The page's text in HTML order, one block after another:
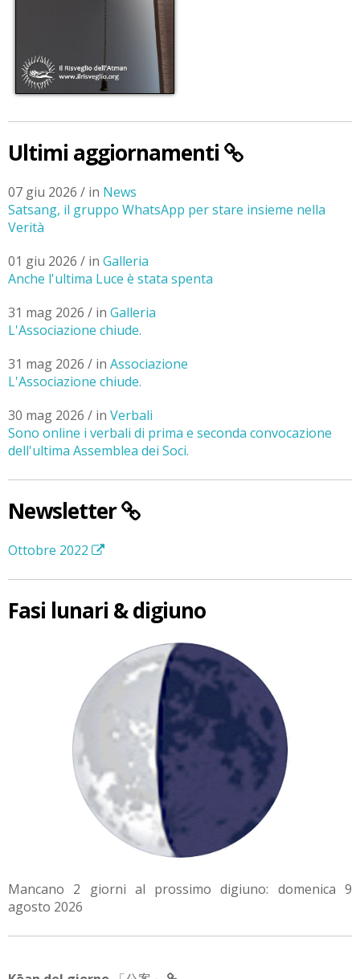
Ultimi aggiornamenti
07 giu 2026 / in News
Satsang, il gruppo WhatsApp per stare insieme nella
Verità
01 giu 2026 / in Galleria
Anche l'ultima Luce è stata spenta
31 mag 2026 / in Galleria
L'Associazione chiude.
31 mag 2026 / in Associazione
L'Associazione chiude.
30 mag 2026 / in Verbali
Sono online i verbali di prima e seconda convocazione
dell'ultima Assemblea dei Soci.
Newsletter
Ottobre 2022
Fasi lunari & digiuno
Mancano 2 giorni al prossimo digiuno: domenica 9
agosto 2026